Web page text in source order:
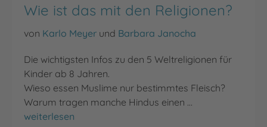
Wie ist das mit den Religionen?
von Karlo Meyer und Barbara Janocha
Die wichtigsten Infos zu den 5 Weltreligionen für
Kinder ab 8 Jahren.
Wieso essen Muslime nur bestimmtes Fleisch?
Warum tragen manche Hindus einen …
Wie ist das mit den Religionen?
weiterlesen